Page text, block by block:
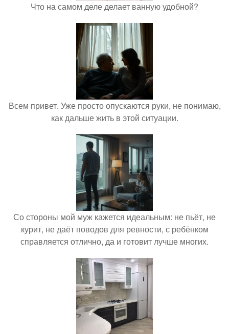
Что на самом деле делает ванную удобной?
Всем привет. Уже просто опускаются руки, не понимаю,
как дальше жить в этой ситуации.
Со стороны мой муж кажется идеальным: не пьёт, не
курит, не даёт поводов для ревности, с ребёнком
справляется отлично, да и готовит лучше многих.